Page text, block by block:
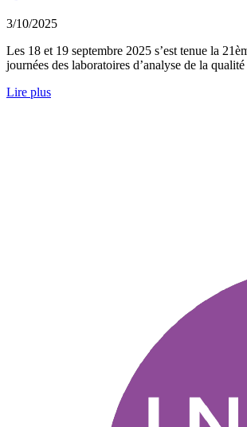
3/10/2025
Les 18 et 19 septembre 2025 s’est tenue la
journées des laboratoires d’analyse de la
Lire plus